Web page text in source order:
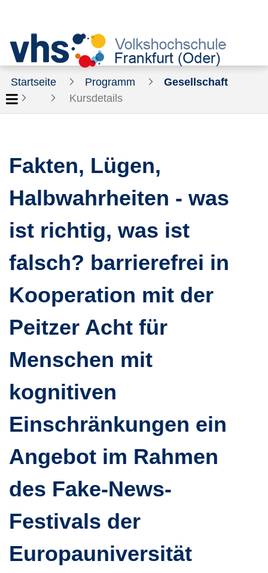
Startseite Programm
Gesellschaft
Kursdetails
Fakten, Lügen,
Halbwahrheiten - was
ist richtig, was ist
falsch? barrierefrei in
Kooperation mit der
Peitzer Acht für
Menschen mit
kognitiven
Einschränkungen ein
Angebot im Rahmen
des Fake-News-
Festivals der
Europauniversität